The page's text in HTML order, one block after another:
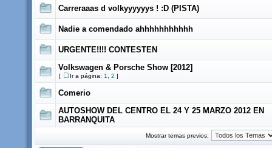
Carreraaas d volkyyyyyys ! :D (PISTA)
Nadie a comendado ahhhhhhhhhhh
URGENTE!!!! CONTESTEN
Volkswagen & Porsche Show [2012]
[ Ir a página: 1 2 ]
Comerio
AUTOSHOW DEL CENTRO EL 24 Y 25 MARZO 2012 EN
BARRANQUITA
Mostrar temas previos: